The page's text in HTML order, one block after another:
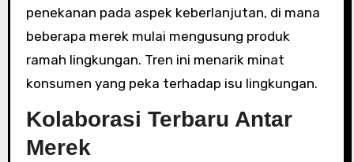
penekanan pada aspek keberlanjutan, di mana
beberapa merek mulai mengusung produk
ramah lingkungan. Tren ini menarik minat
konsumen yang peka terhadap isu lingkungan.
Kolaborasi Terbaru Antar
Merek